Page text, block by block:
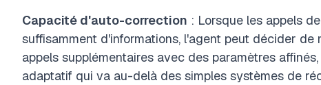
Capacité d'auto-correction : Lorsque les appels
suffisamment d'informations, l'agent peut décider
appels supplémentaires avec des paramètres
adaptatif qui va au-delà des simples systèmes de